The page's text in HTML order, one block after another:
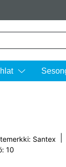
Santex
10